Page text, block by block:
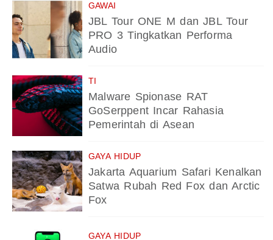
GAWAI
JBL Tour ONE M dan JBL Tour
PRO 3 Tingkatkan Performa
Audio
TI
Malware Spionase RAT
GoSerppent Incar Rahasia
Pemerintah di Asean
GAYA HIDUP
Jakarta Aquarium Safari Kenalkan
Satwa Rubah Red Fox dan Arctic
Fox
GAYA HIDUP